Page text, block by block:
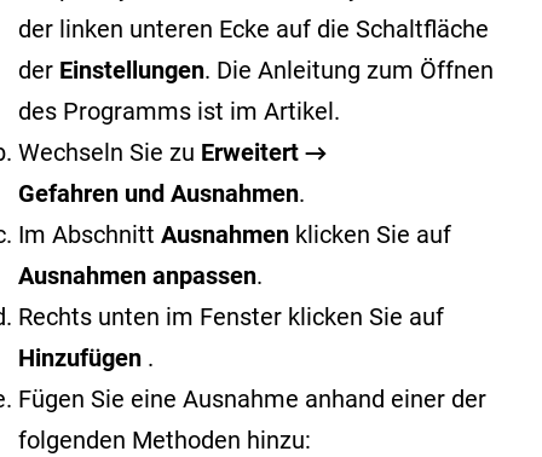
der linken unteren Ecke auf die Schaltfläche
der Einstellungen. Die Anleitung zum Öffnen
des Programms ist im Artikel.
Wechseln Sie zu Erweitert →
Gefahren und Ausnahmen.
Im Abschnitt Ausnahmen klicken Sie auf
Ausnahmen anpassen.
Rechts unten im Fenster klicken Sie auf
Hinzufügen .
Fügen Sie eine Ausnahme anhand einer der
folgenden Methoden hinzu: